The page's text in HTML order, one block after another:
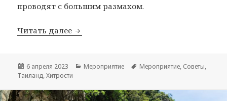
проводят с большим размахом.
Читать далее Сонгкран — праздник водных
Опубликовано
6 апреля 2023 Рубрики
Мероприятие Метки
Мероприятие, Советы,
Таиланд,Хитрости